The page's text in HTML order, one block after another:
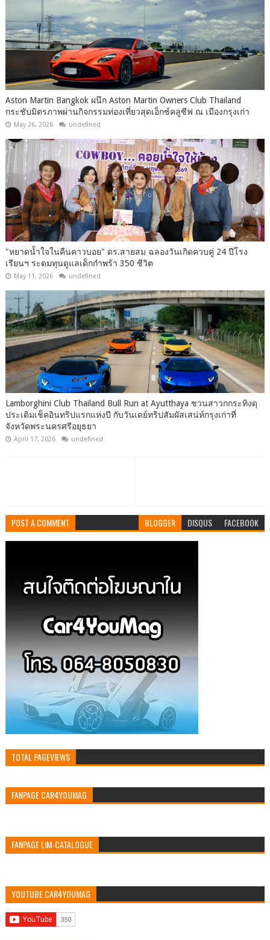
Aston Martin Bangkok ผนึก Aston Martin Owners Club Thailand
กระชับมิตรภาพผ่านกิจกรรมท่องเที่ยวสุดเอ็กซ์คลูซีฟ ณ เมืองกรุงเก่า
May 26, 2026 undefined
"หยาดน้ำใจในคืนคาวบอย" ดร.สายสม ฉลองวันเกิดควบคู่ 24 ปีโรง
เรียนฯ ระดมทุนดูแลเด็กกำพร้า 350 ชีวิต
May 11, 2026 undefined
Lamborghini Club Thailand Bull Run at Ayutthaya ชวนสาวกกระทิงดุ
ประเดิมเช็คอินทริปแรกแห่งปี กับวันเดย์ทริปสัมผัสเสน่ห์กรุงเก่าที่
จังหวัดพระนครศรีอยุธยา
April 17, 2026 undefined
POST A COMMENT BLOGGER DISQUS FACEBOOK
TOTAL PAGEVIEWS
FANPAGE CAR4YOUMAG
FANPAGE LIM-CATALOGUE
YOUTUBE CAR4YOUMAG